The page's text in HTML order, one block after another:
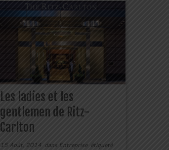
Les ladies et les
gentlemen de Ritz-
Carlton
15 Août, 2014dans Entreprise étiqueté